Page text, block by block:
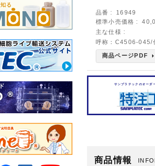
品番
16949
標準小売価格
主な仕様
呼称：C4506-045/
商品ページPDF
サンプラテックのオーダ
商品情報